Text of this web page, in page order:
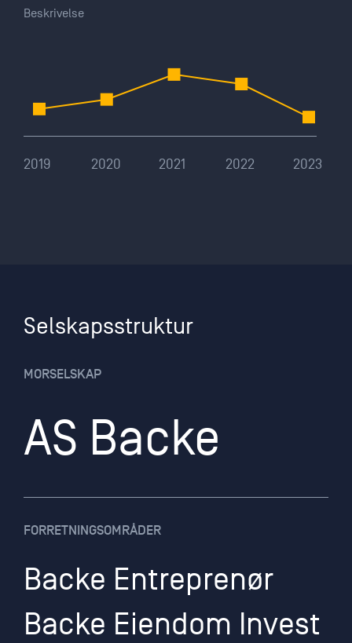
Beskrivelse
2019 2020 2021 2022 2023
Selskapsstruktur
MORSELSKAP
AS Backe
FORRETNINGSOMRÅDER
Backe Entreprenør
Backe Eiendom Invest